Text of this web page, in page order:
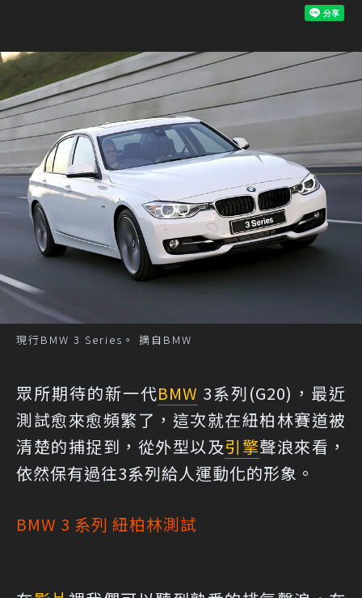
現行BMW 3 Series。 摘自BMW
眾所期待的新一代BMW 3系列(G20)，最近
測試愈來愈頻繁了，這次就在紐柏林賽道被
清楚的捕捉到，從外型以及引擎聲浪來看，
依然保有過往3系列給人運動化的形象。
BMW 3 系列 紐柏林測試